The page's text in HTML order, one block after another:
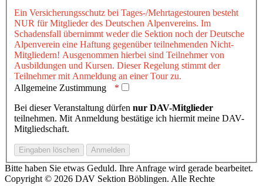
Ein Versicherungsschutz bei Tages-/Mehrtagestouren besteht
NUR für Mitglieder des Deutschen Alpenvereins. Im
Schadensfall übernimmt weder die Sektion noch der Deutsche
Alpenverein eine Haftung gegenüber teilnehmenden Nicht-
Mitgliedern! Ausgenommen hierbei sind Teilnehmer von
Ausbildungen und Kursen. Dieser Regelung stimmt der
Teilnehmer mit Anmeldung an einer Tour zu.
Allgemeine Zustimmung
Bei dieser Veranstaltung dürfen nur DAV-Mitglieder
teilnehmen. Mit Anmeldung bestätige ich hiermit meine DAV-
Mitgliedschaft.
Bitte haben Sie etwas Geduld. Ihre Anfrage wird gerade bearbeitet.
Copyright © 2026 DAV Sektion Böblingen. Alle Rechte